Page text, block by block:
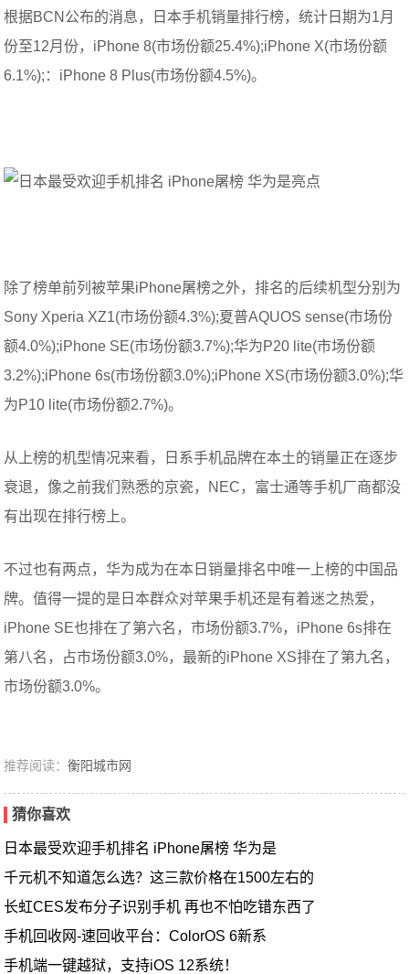
根据BCN公布的消息，日本手机销量排行榜，统计日期为1月
份至12月份，iPhone 8(市场份额25.4%);iPhone X(市场份额
6.1%);：iPhone 8 Plus(市场份额4.5%)。
除了榜单前列被苹果iPhone屠榜之外，排名的后续机型分别为
Sony Xperia XZ1(市场份额4.3%);夏普AQUOS sense(市场份
额4.0%);iPhone SE(市场份额3.7%);华为P20 lite(市场份额
3.2%);iPhone 6s(市场份额3.0%);iPhone XS(市场份额3.0%);华
为P10 lite(市场份额2.7%)。
从上榜的机型情况来看，日系手机品牌在本土的销量正在逐步
衰退，像之前我们熟悉的京瓷，NEC，富士通等手机厂商都没
有出现在排行榜上。
不过也有两点，华为成为在本日销量排名中唯一上榜的中国品
牌。值得一提的是日本群众对苹果手机还是有着迷之热爱，
iPhone SE也排在了第六名，市场份额3.7%，iPhone 6s排在
第八名，占市场份额3.0%，最新的iPhone XS排在了第九名，
市场份额3.0%。
推荐阅读：衡阳城市网
猜你喜欢
日本最受欢迎手机排名 iPhone屠榜 华为是
千元机不知道怎么选？这三款价格在1500左右的
长虹CES发布分子识别手机 再也不怕吃错东西了
手机回收网-速回收平台：ColorOS 6新系
手机端一键越狱，支持iOS 12系统！